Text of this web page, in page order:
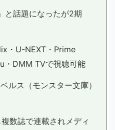
と話題になったが2期
・U-NEXT・Prime
・DMM TVで視聴可能
ルス（モンスター文庫）
数誌で連載されメディ